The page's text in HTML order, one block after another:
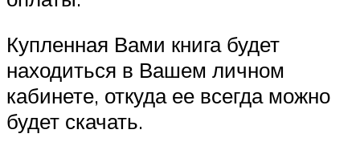
Купленная Вами книга будет
находиться в Вашем личном
кабинете, откуда ее всегда можно
будет скачать.